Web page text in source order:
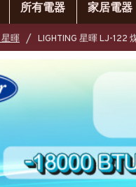
所有電器 家居電器
暉 LIGHTING 星暉 LJ-122